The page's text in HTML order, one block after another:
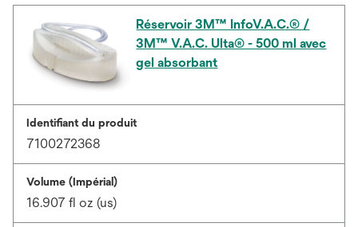
Réservoir 3M™ InfoV.A.C.® /
3M™ V.A.C. Ulta® - 500 ml avec
gel absorbant
Identifiant du produit
7100272368
Volume (Impérial)
16.907 fl oz (us)